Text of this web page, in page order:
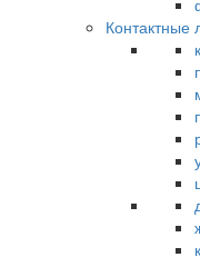
Контактные